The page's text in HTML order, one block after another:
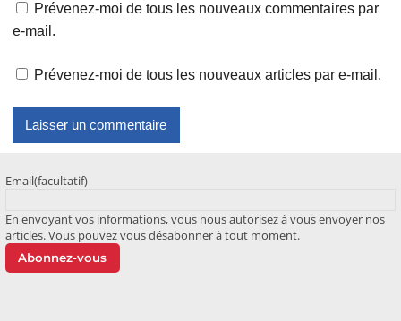
Prévenez-moi de tous les nouveaux commentaires par
e-mail.
Prévenez-moi de tous les nouveaux articles par e-mail.
Email(facultatif)
En envoyant vos informations, vous nous autorisez à vous envoyer nos
articles. Vous pouvez vous désabonner à tout moment.
Abonnez-vous